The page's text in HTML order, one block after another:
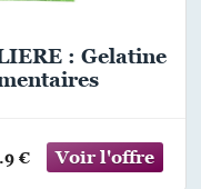
: Gelatine
€